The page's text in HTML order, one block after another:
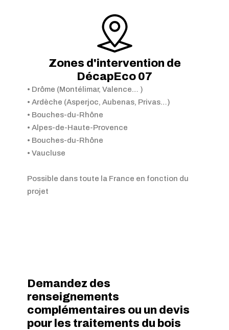
Zones d'intervention de
DécapEco 07
• Drôme (Montélimar, Valence… )
• Ardèche (Asperjoc, Aubenas, Privas…)
• Bouches-du-Rhône
• Alpes-de-Haute-Provence
• Bouches-du-Rhône
• Vaucluse
Possible dans toute la France en fonction du
projet
Demandez des
renseignements
complémentaires ou un devis
pour les traitements du bois